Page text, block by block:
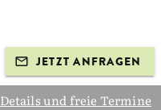
JETZT ANFRAGEN
Details und freie Termine